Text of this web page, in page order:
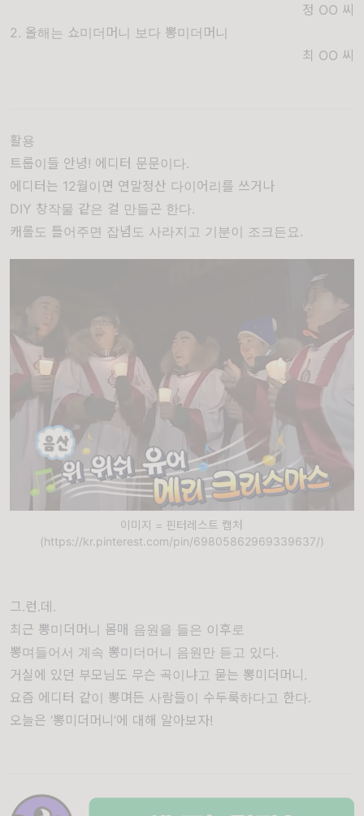
정 OO 씨
2. 올해는 쇼미더머니 보다 뽕미더머니
최 OO 씨
활용
트룹이들 안녕! 에디터 문문이다.
에디터는 12월이면 연말정산 다이어리를 쓰거나
DIY 창작물 같은 걸 만들곤 한다.
캐롤도 틀어주면 잡념도 사라지고 기분이 조크든요.
이미지 = 핀터레스트 캡처
(https://kr.pinterest.com/pin/69805862969339637/)
그.런.데.
최근 뽕미더머니 몸매 음원을 들은 이후로
뽕며들어서 계속 뽕미더머니 음원만 듣고 있다.
거실에 있던 부모님도 무슨 곡이냐고 묻는 뽕미더머니.
요즘 에디터 같이 뽕며든 사람들이 수두룩하다고 한다.
오늘은 ‘뽕미더머니’에 대해 알아보자!